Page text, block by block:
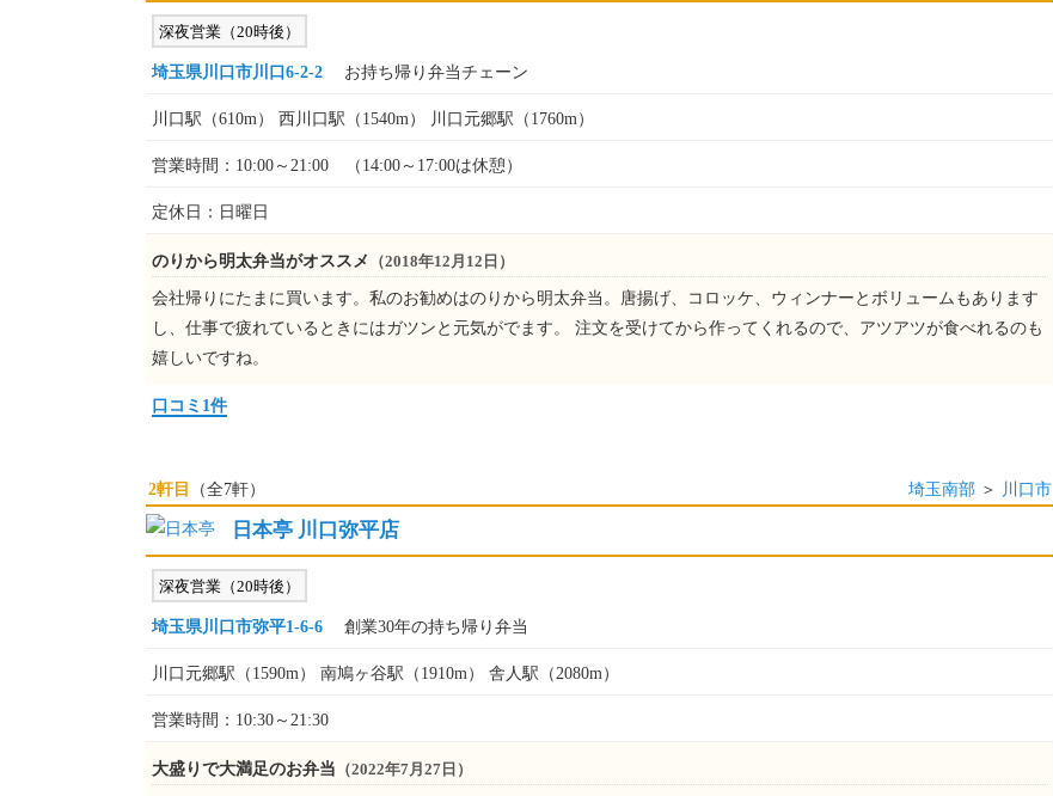
深夜営業（20時後）
埼玉県川口市川口6-2-2 お持ち帰り弁当チェーン
川口駅（610m） 西川口駅（1540m） 川口元郷駅（1760m）
営業時間：10:00～21:00 （14:00～17:00は休憩）
定休日：日曜日
のりから明太弁当がオススメ （2018年12月12日）
会社帰りにたまに買います。私のお勧めはのりから明太弁当。唐揚げ、コロッケ、ウィンナーとボリュームもあります
し、仕事で疲れているときにはガツンと元気がでます。 注文を受けてから作ってくれるので、アツアツが食べれるのも
嬉しいですね。
口コミ1件
2軒目 （全7軒） 埼玉南部 ＞ 川口市
日本亭 川口弥平店
深夜営業（20時後）
埼玉県川口市弥平1-6-6 創業30年の持ち帰り弁当
川口元郷駅（1590m） 南鳩ヶ谷駅（1910m） 舎人駅（2080m）
営業時間：10:30～21:30
大盛りで大満足のお弁当 （2022年7月27日）